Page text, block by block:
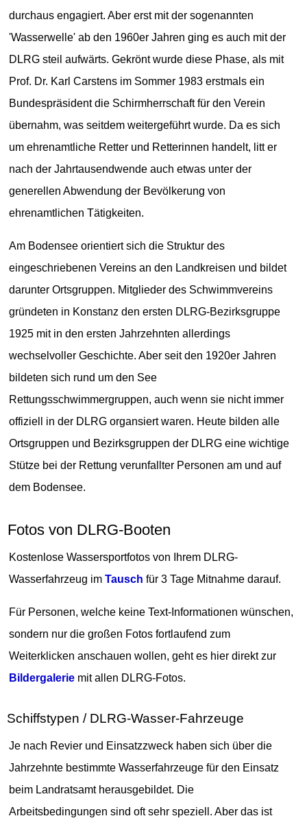
durchaus engagiert. Aber erst mit der sogenannten
'Wasserwelle' ab den 1960er Jahren ging es auch mit der
DLRG steil aufwärts. Gekrönt wurde diese Phase, als mit
Prof. Dr. Karl Carstens im Sommer 1983 erstmals ein
Bundespräsident die Schirmherrschaft für den Verein
übernahm, was seitdem weitergeführt wurde. Da es sich
um ehrenamtliche Retter und Retterinnen handelt, litt er
nach der Jahrtausendwende auch etwas unter der
generellen Abwendung der Bevölkerung von
ehrenamtlichen Tätigkeiten.
Am Bodensee orientiert sich die Struktur des
eingeschriebenen Vereins an den Landkreisen und bildet
darunter Ortsgruppen. Mitglieder des Schwimmvereins
gründeten in Konstanz den ersten DLRG-Bezirksgruppe
1925 mit in den ersten Jahrzehnten allerdings
wechselvoller Geschichte. Aber seit den 1920er Jahren
bildeten sich rund um den See
Rettungsschwimmergruppen, auch wenn sie nicht immer
offiziell in der DLRG organsiert waren. Heute bilden alle
Ortsgruppen und Bezirksgruppen der DLRG eine wichtige
Stütze bei der Rettung verunfallter Personen am und auf
dem Bodensee.
Fotos von DLRG-Booten
Kostenlose Wassersportfotos von Ihrem DLRG-
Wasserfahrzeug imTausch für 3 Tage Mitnahme darauf.
Für Personen, welche keine Text-Informationen wünschen,
sondern nur die großen Fotos fortlaufend zum
Weiterklicken anschauen wollen, geht es hier direkt zur
Bildergalerie mit allen DLRG-Fotos.
Schiffstypen / DLRG-Wasser-Fahrzeuge
Je nach Revier und Einsatzzweck haben sich über die
Jahrzehnte bestimmte Wasserfahrzeuge für den Einsatz
beim Landratsamt herausgebildet. Die
Arbeitsbedingungen sind oft sehr speziell. Aber das ist